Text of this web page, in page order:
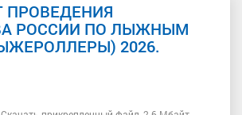
ПРОВЕДЕНИЯ
РОССИИ ПО ЛЫЖНЫМ
2026.